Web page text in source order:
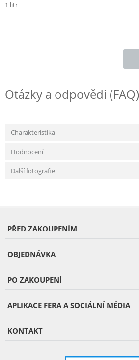
1 litr
Otázky a odpovědi (FAQ)
Charakteristika
Hodnocení
Další fotografie
PŘED ZAKOUPENÍM
OBJEDNÁVKA
PO ZAKOUPENÍ
APLIKACE FERA A SOCIÁLNÍ MÉDIA
KONTAKT